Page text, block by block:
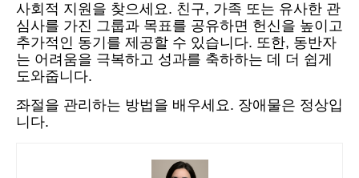
사회적 지원을 찾으세요. 친구, 가족 또는 유사한 관
심사를 가진 그룹과 목표를 공유하면 헌신을 높이고
추가적인 동기를 제공할 수 있습니다. 또한, 동반자
는 어려움을 극복하고 성과를 축하하는 데 더 쉽게
도와줍니다.
좌절을 관리하는 방법을 배우세요. 장애물은 정상입
니다.